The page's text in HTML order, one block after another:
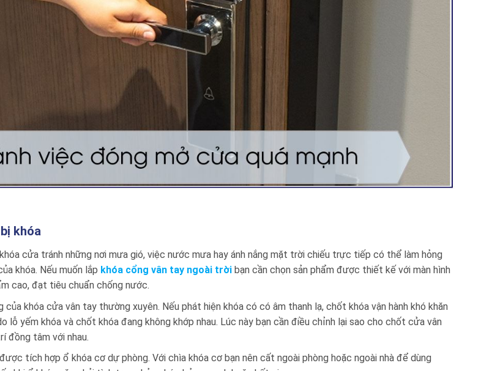
khóa
cửa tránh những nơi mưa gió, việc nước mưa hay ánh nắng mặt trời chiếu trực tiếp có thể làm hỏng
khóa. Nếu muốn lắp khóa cổng vân tay ngoài trờibạn cần chọn sản phẩm được thiết kế với màn hình
cao, đạt tiêu chuẩn chống nước.
của khóa cửa vân tay thường xuyên. Nếu phát hiện khóa có có âm thanh lạ, chốt khóa vận hành khó khăn
lỗ yếm khóa và chốt khóa đang không khớp nhau. Lúc này bạn cần điều chỉnh lại sao cho chốt cửa vân
đồng tâm với nhau.
tích hợp ổ khóa cơ dự phòng. Với chìa khóa cơ bạn nên cất ngoài phòng hoặc ngoài nhà để dùng